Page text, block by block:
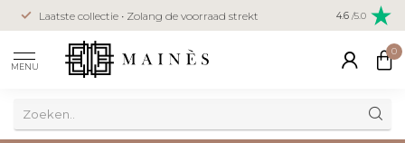
Laatste collectie • Zolang de voorraad strekt Veilig
creditcard
4.6 /5.0
MENU
0